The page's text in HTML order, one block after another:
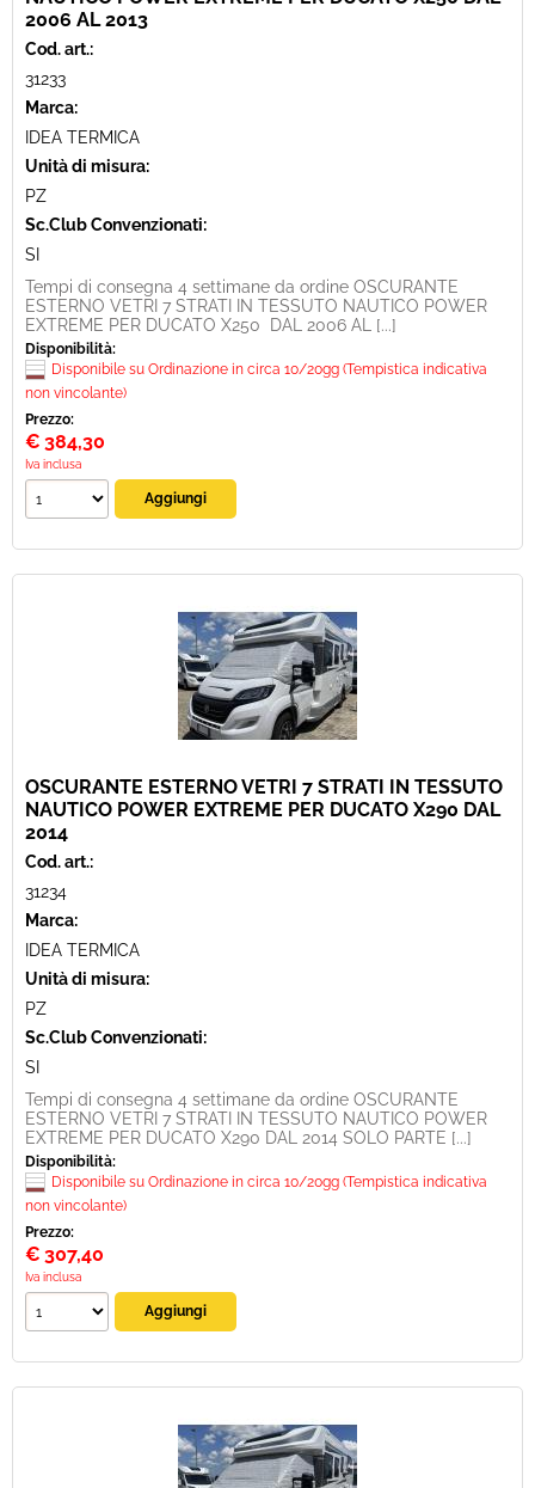
2006 AL 2013
Cod. art.:
31233
Marca:
IDEA TERMICA
Unità di misura:
PZ
Sc.Club Convenzionati:
SI
Tempi di consegna 4 settimane da ordine OSCURANTE
ESTERNO VETRI 7 STRATI IN TESSUTO NAUTICO POWER
EXTREME PER DUCATO X250 DAL 2006 AL [...]
Disponibilità:
Disponibile su Ordinazione in circa 10/20gg (Tempistica indicativa
non vincolante)
Prezzo:
€ 384,30
Iva inclusa
OSCURANTE ESTERNO VETRI 7 STRATI IN TESSUTO
NAUTICO POWER EXTREME PER DUCATO X290 DAL
2014
Cod. art.:
31234
Marca:
IDEA TERMICA
Unità di misura:
PZ
Sc.Club Convenzionati:
SI
Tempi di consegna 4 settimane da ordine OSCURANTE
ESTERNO VETRI 7 STRATI IN TESSUTO NAUTICO POWER
EXTREME PER DUCATO X290 DAL 2014 SOLO PARTE [...]
Disponibilità:
Disponibile su Ordinazione in circa 10/20gg (Tempistica indicativa
non vincolante)
Prezzo:
€ 307,40
Iva inclusa